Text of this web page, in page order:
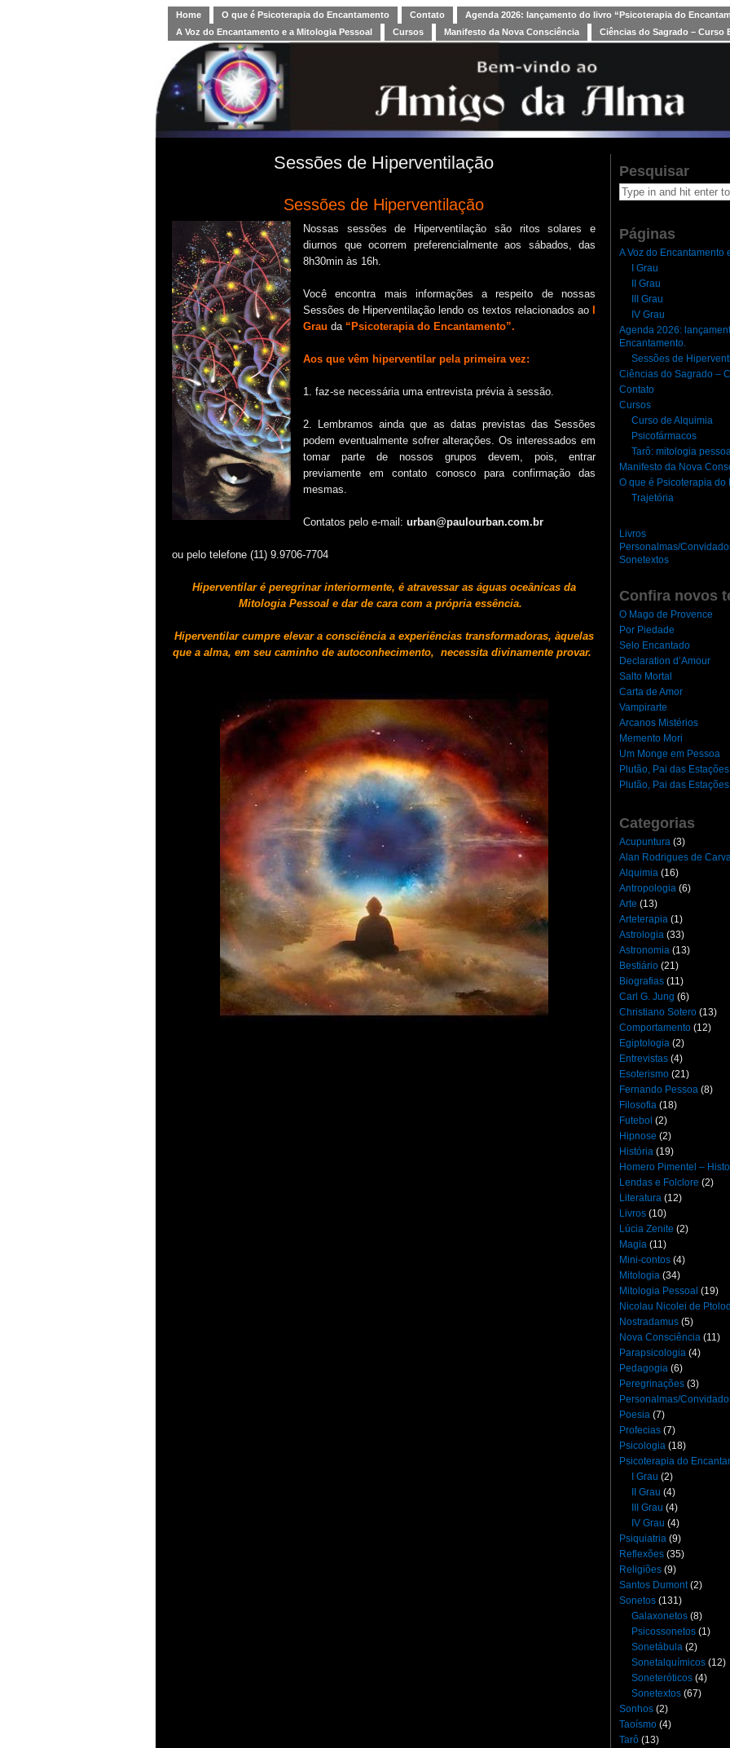
Home O que é Psicoterapia do Encantamento Contato
Agenda 2026: lançamento do livro “Psicoterapia do
A Voz do Encantamento e a Mitologia Pessoal
Cursos Manifesto da Nova Consciência Ciências do Sagrado – Curso
Sessões de Hiperventilação
Sessões de Hiperventilação
Nossas sessões de Hiperventilação são ritos solares e
diurnos que ocorrem preferencialmente aos sábados, das
8h30min às 16h.
Você encontra mais informações a respeito de nossas
Sessões de Hiperventilação lendo os textos relacionados ao I
Grau da “Psicoterapia do Encantamento”.
Aos que vêm hiperventilar pela primeira vez:
1. faz-se necessária uma entrevista prévia à sessão.
2. Lembramos ainda que as datas previstas das Sessões
podem eventualmente sofrer alterações. Os interessados em
tomar parte de nossos grupos devem, pois, entrar
previamente em contato conosco para confirmação das
mesmas.
Contatos pelo e-mail: urban@paulourban.com.br
ou pelo telefone (11) 9.9706-7704
Hiperventilar é peregrinar interiormente, é atravessar as águas oceânicas da
Mitologia Pessoal e dar de cara com a própria essência.
Hiperventilar cumpre elevar a consciência a experiências transformadoras, àquelas
que a alma, em seu caminho de autoconhecimento, necessita divinamente provar.
Pesquisar
Páginas
A Voz do Encantamento
I Grau
II Grau
III Grau
IV Grau
Agenda 2026:
Encantamento.
Sessões de
Ciências do Sagrado –
Contato
Cursos
Curso de Alquimia
Psicofármacos
Tarô: mitologia
Manifesto da Nova
O que é Psicoterapia do
Trajetória
Livros
Personalmas/
Sonetextos
Confira novos
O Mago de Provence
Por Piedade
Selo Encantado
Declaration d’Amour
Salto Mortal
Carta de Amor
Vampirarte
Arcanos Mistérios
Memento Mori
Um Monge em Pessoa
Plutão, Pai das
Plutão, Pai das
Categorias
Acupuntura (3)
Alan Rodrigues de
Alquimia (16)
Antropologia (6)
Arte (13)
Arteterapia (1)
Astrologia (33)
Astronomia (13)
Bestiário (21)
Biografias (11)
Carl G. Jung (6)
Christiano Sotero (13)
Comportamento (12)
Egiptologia (2)
Entrevistas (4)
Esoterismo (21)
Fernando Pessoa (8)
Filosofia (18)
Futebol (2)
Hipnose (2)
História (19)
Homero Pimentel –
Lendas e Folclore (2)
Literatura (12)
Livros (10)
Lúcia Zenite (2)
Magia (11)
Mini-contos (4)
Mitologia (34)
Mitologia Pessoal (19)
Nicolau Nicolei de
Nostradamus (5)
Nova Consciência (11)
Parapsicologia (4)
Pedagogia (6)
Peregrinações (3)
Personalmas/
Poesia (7)
Profecias (7)
Psicologia (18)
Psicoterapia do
I Grau (2)
II Grau (4)
III Grau (4)
IV Grau (4)
Psiquiatria (9)
Reflexões (35)
Religiões (9)
Santos Dumont (2)
Sonetos (131)
Galaxonetos (8)
Psicossonetos (1)
Sonetábula (2)
Sonetalquímicos (12)
Soneteróticos (4)
Sonetextos (67)
Sonhos (2)
Taoísmo (4)
Tarô (13)